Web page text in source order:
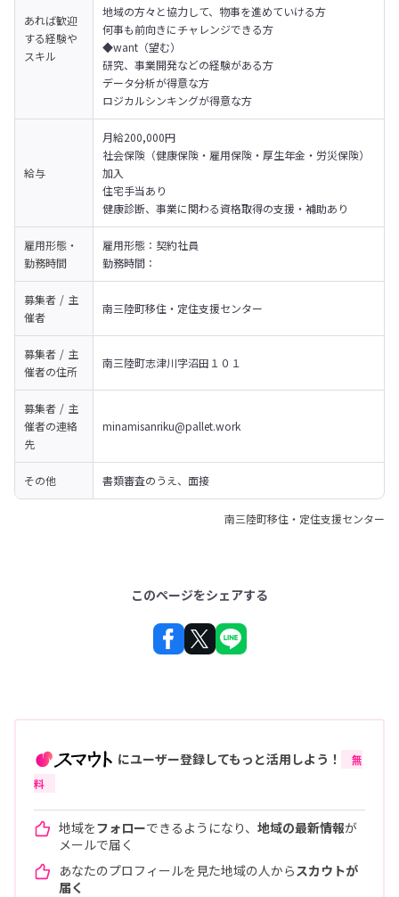
あれば歓迎
する経験や
スキル
地域の方々と協力して、物事を進めていける方
何事も前向きにチャレンジできる方
◆want（望む）
研究、事業開発などの経験がある方
データ分析が得意な方
ロジカルシンキングが得意な方
給与
月給200,000円
社会保険（健康保険・雇用保険・厚生年金・労災保険）
加入
住宅手当あり
健康診断、事業に関わる資格取得の支援・補助あり
雇用形態・
勤務時間
雇用形態：契約社員
勤務時間：
募集者 / 主
催者
南三陸町移住・定住支援センター
募集者 / 主
催者の住所
南三陸町志津川字沼田１０１
募集者 / 主
催者の連絡
先
minamisanriku@pallet.work
その他 書類審査のうえ、面接
南三陸町移住・定住支援センター
このページをシェアする
にユーザー登録してもっと活用しよう！
無
料
地域をフォローできるようになり、 地域の最新情報が
メールで届く
あなたのプロフィールを見た地域の人から スカウトが
届く